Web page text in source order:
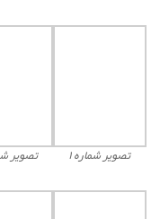
تصویر شماره ۱ تصویر